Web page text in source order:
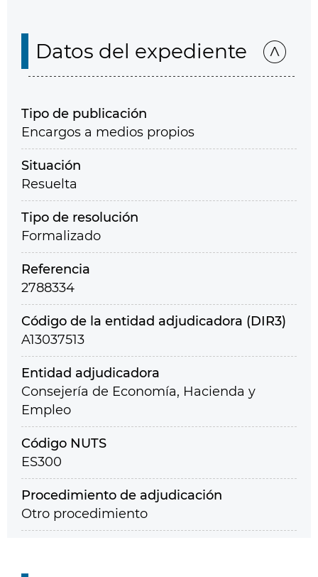
Datos del expediente
Tipo de publicación
Encargos a medios propios
Situación
Resuelta
Tipo de resolución
Formalizado
Referencia
2788334
Código de la entidad adjudicadora (DIR3)
A13037513
Entidad adjudicadora
Consejería de Economía, Hacienda y
Empleo
Código NUTS
ES300
Procedimiento de adjudicación
Otro procedimiento